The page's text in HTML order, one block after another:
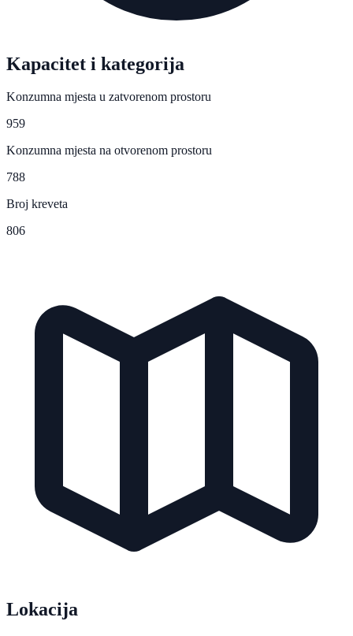
Kapacitet i kategorija
Konzumna mjesta u zatvorenom prostoru
959
Konzumna mjesta na otvorenom prostoru
788
Broj kreveta
806
Lokacija